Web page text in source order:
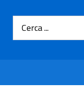
Cerca ...